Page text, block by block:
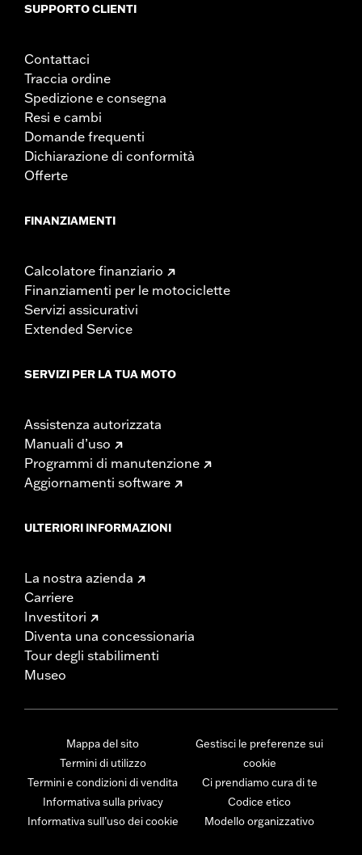
SUPPORTO CLIENTI
Contattaci
Traccia ordine
Spedizione e consegna
Resi e cambi
Domande frequenti
Dichiarazione di conformità
Offerte
FINANZIAMENTI
Calcolatore finanziario
Finanziamenti per le motociclette
Servizi assicurativi
Extended Service
SERVIZI PER LA TUA MOTO
Assistenza autorizzata
Manuali d’uso
Programmi di manutenzione
Aggiornamenti software
ULTERIORI INFORMAZIONI
La nostra azienda
Carriere
Investitori
Diventa una concessionaria
Tour degli stabilimenti
Museo
Mappa del sito
Termini di utilizzo
Termini e condizioni di vendita
Informativa sulla privacy
Informativa sull’uso dei cookie
Gestisci le preferenze sui
cookie
Ci prendiamo cura di te
Codice etico
Modello organizzativo